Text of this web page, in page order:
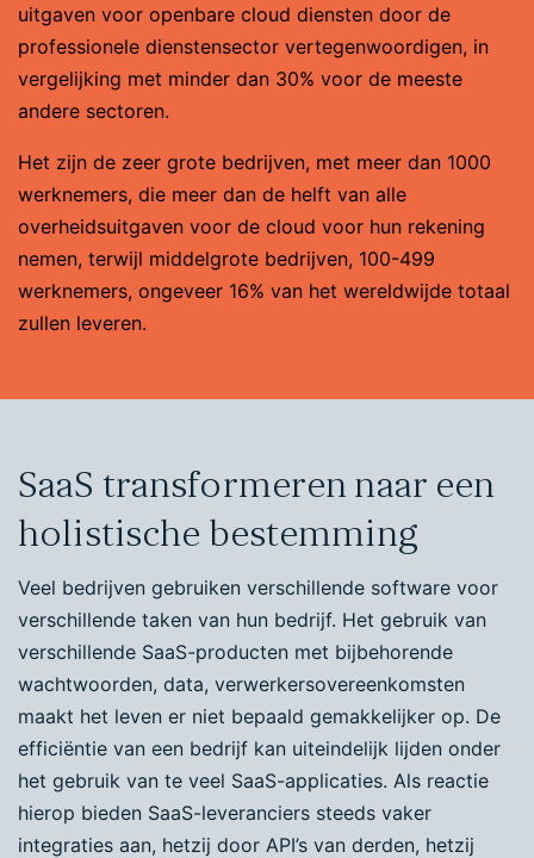
uitgaven voor openbare cloud diensten door de
professionele dienstensector vertegenwoordigen, in
vergelijking met minder dan 30% voor de meeste
andere sectoren.
Het zijn de zeer grote bedrijven, met meer dan 1000
werknemers, die meer dan de helft van alle
overheidsuitgaven voor de cloud voor hun rekening
nemen, terwijl middelgrote bedrijven, 100-499
werknemers, ongeveer 16% van het wereldwijde totaal
zullen leveren.
SaaS transformeren naar een
holistische bestemming
Veel bedrijven gebruiken verschillende software voor
verschillende taken van hun bedrijf. Het gebruik van
verschillende SaaS-producten met bijbehorende
wachtwoorden, data, verwerkersovereenkomsten
maakt het leven er niet bepaald gemakkelijker op. De
efficiëntie van een bedrijf kan uiteindelijk lijden onder
het gebruik van te veel SaaS-applicaties. Als reactie
hierop bieden SaaS-leveranciers steeds vaker
integraties aan, hetzij door API’s van derden, hetzij